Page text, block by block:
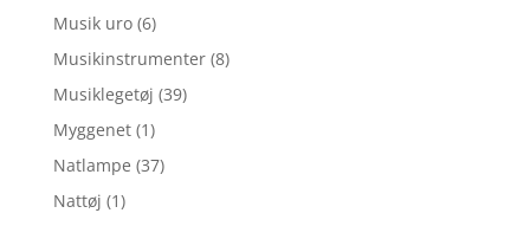
Musik uro (6)
Musikinstrumenter (8)
Musiklegetøj (39)
Myggenet (1)
Natlampe (37)
Nattøj (1)